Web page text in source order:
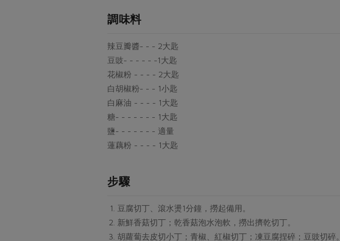
調味料
辣豆瓣醬- - - 2大匙
豆豉- - - - - -1大匙
花椒粉 - - - - 2大匙
白胡椒粉- - - 1小匙
白麻油 - - - - 1大匙
糖- - - - - - - 1大匙
鹽- - - - - - - 適量
蓮藕粉 - - - - 1大匙
步驟
豆腐切丁、滾水燙1分鐘，撈起備用。
新鮮香菇切丁；乾香菇泡水泡軟，撈出擠乾切丁。
胡蘿蔔去皮切小丁；青椒、紅椒切丁；凍豆腐捏碎；豆豉切碎。